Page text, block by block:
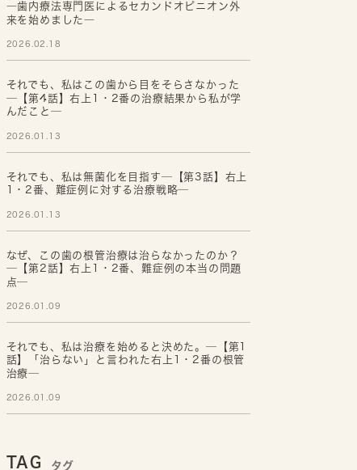
―歯内療法専門医によるセカンドオピニオン外
来を始めました―
2026.02.18
それでも、私はこの歯から目をそらさなかった
─【第4話】右上1・2番の治療結果から私が学
んだこと─
2026.01.13
それでも、私は無菌化を目指す─【第3話】右上
1・2番、難症例に対する治療戦略─
2026.01.13
なぜ、この歯の根管治療は治らなかったのか？
─【第2話】右上1・2番、難症例の本当の問題
点─
2026.01.09
それでも、私は治療を始めると決めた。─【第1
話】「治らない」と言われた右上1・2番の根管
治療─
2026.01.09
TAG タグ